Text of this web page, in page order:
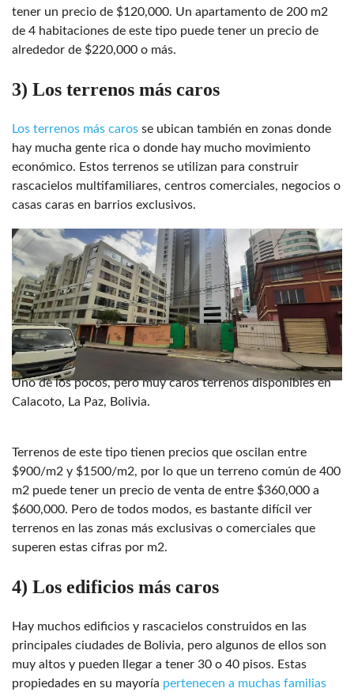
tener un precio de $120,000. Un apartamento de 200 m2
de 4 habitaciones de este tipo puede tener un precio de
alrededor de $220,000 o más.
3) Los terrenos más caros
Los terrenos más caros se ubican también en zonas donde
hay mucha gente rica o donde hay mucho movimiento
económico. Estos terrenos se utilizan para construir
rascacielos multifamiliares, centros comerciales, negocios o
casas caras en barrios exclusivos.
Uno de los pocos, pero muy caros terrenos disponibles en
Calacoto, La Paz, Bolivia.
Terrenos de este tipo tienen precios que oscilan entre
$900/m2 y $1500/m2, por lo que un terreno común de 400
m2 puede tener un precio de venta de entre $360,000 a
$600,000. Pero de todos modos, es bastante difícil ver
terrenos en las zonas más exclusivas o comerciales que
superen estas cifras por m2.
4) Los edificios más caros
Hay muchos edificios y rascacielos construidos en las
principales ciudades de Bolivia, pero algunos de ellos son
muy altos y pueden llegar a tener 30 o 40 pisos. Estas
propiedades en su mayoría pertenecen a muchas familias